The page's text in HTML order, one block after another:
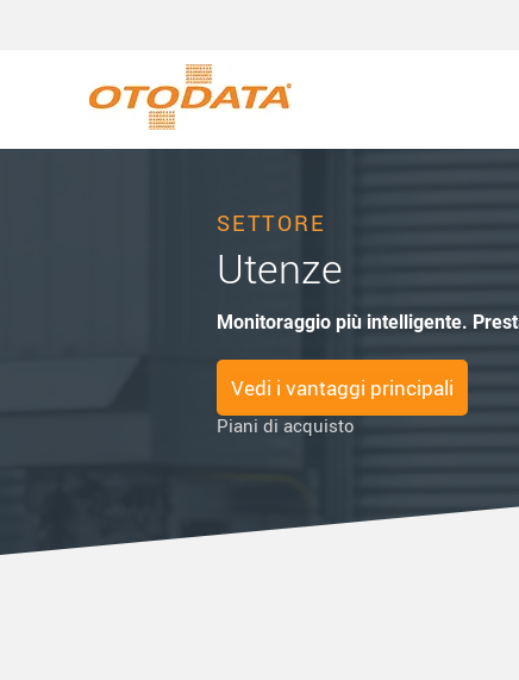
SETTORE
Utenze
Monitoraggio più intelligente.
Vedi i vantaggi principali
Piani di acquisto